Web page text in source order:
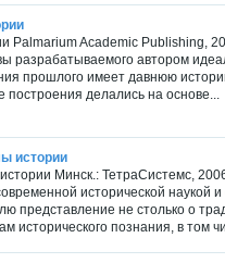
Palmarium Academic Publishing,
автором
прошлого имеет давнюю
делались на основе...
истории
Минск.: ТетраСистемс,
исторической наукой и
представление не столько о
познания, в том